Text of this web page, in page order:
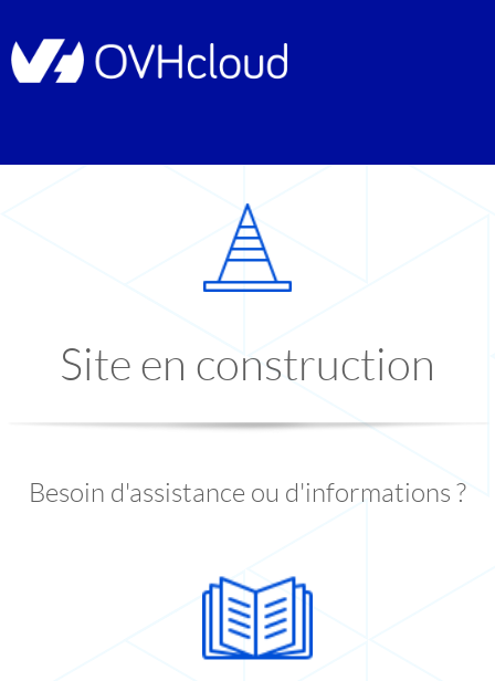
Site en construction
Besoin d'assistance ou d'informations ?